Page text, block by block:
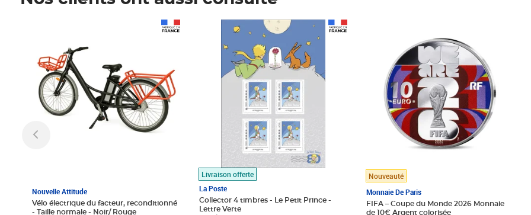
Nouvelle Attitude
Vélo électrique du facteur, reconditionné
- Taille normale - Noir/ Rouge
Livraison offerte
La Poste
Collector 4 timbres - Le Petit Prince -
Lettre Verte
Prix 7,50€
Nouveauté
Monnaie De Paris
FIFA – Coupe du Monde 2026 Monnaie
de 10€ Argent colorisée